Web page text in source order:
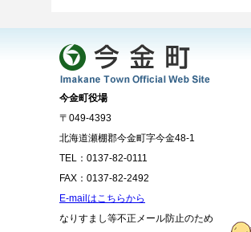
今金町役場
〒049-4393
北海道瀬棚郡今金町字今金48-1
TEL：0137-82-0111
FAX：0137-82-2492
E-mailはこちらから
なりすまし等不正メール防止のため